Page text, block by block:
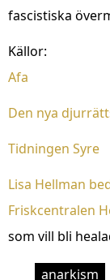
fascistiska
Källor:
Afa
Den nya
Tidningen Syre
Lisa Hellman
Friskcentralen
som vill bli
anarkism